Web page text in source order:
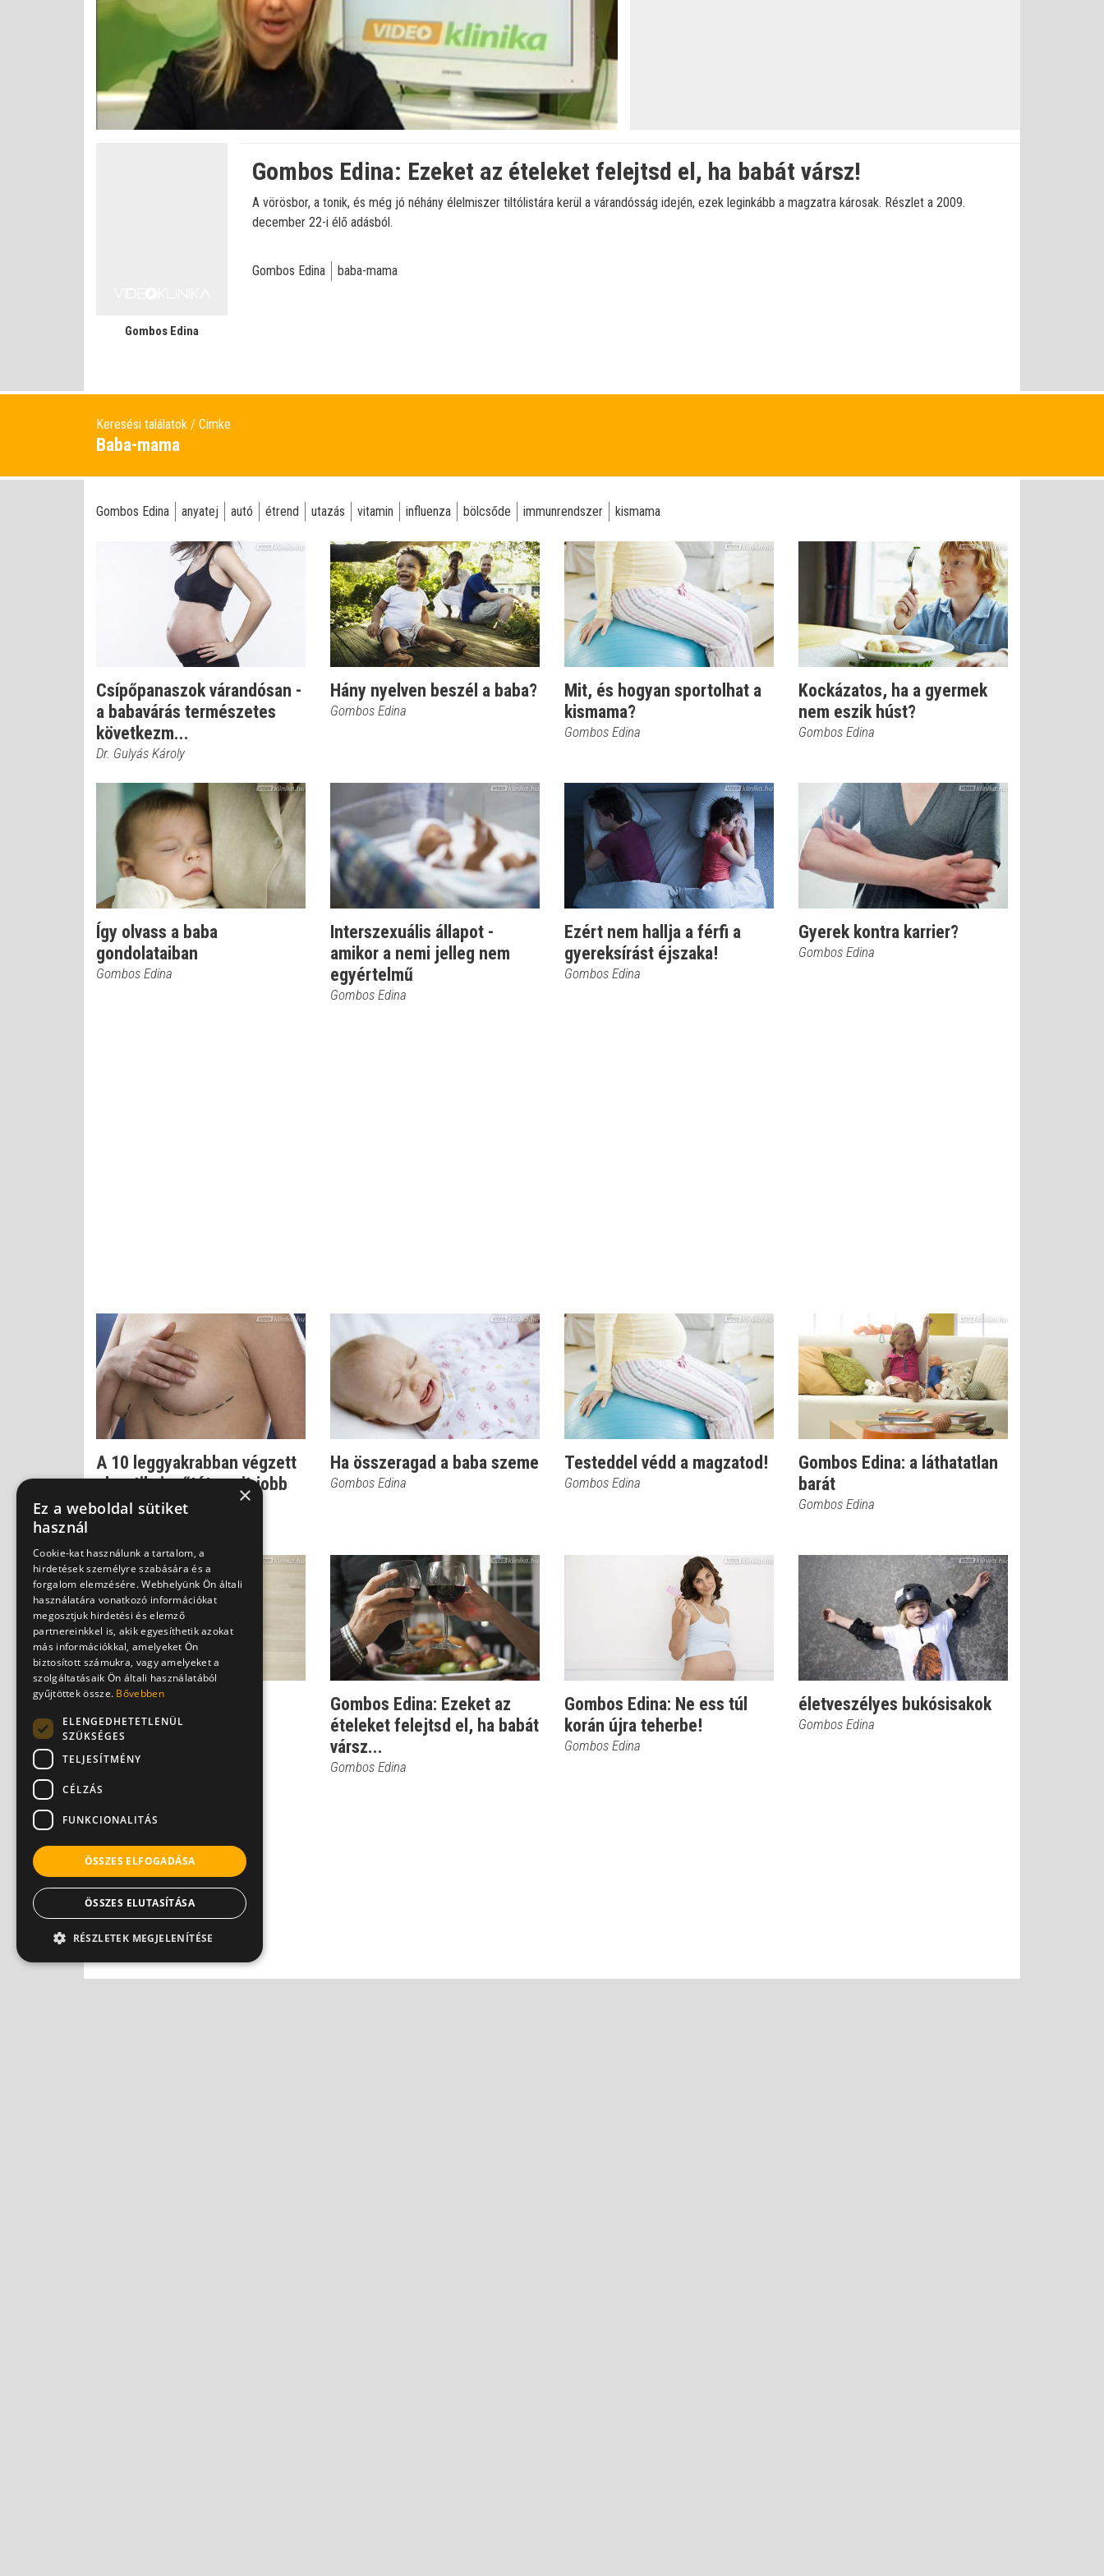
Némítás
kikapcsolva
0%
0%
Gombos Edina
Gombos Edina: Ezeket az ételeket felejtsd el, ha babát vársz!
A vörösbor, a tonik, és még jó néhány élelmiszer tiltólistára kerül a várandósság idején, ezek leginkább a magzatra károsak. Részlet a 2009.
december 22-i élő adásból.
Gombos Edina baba-mama
Keresési találatok Cimke
Baba-mama
Gombos Edina anyatej autó étrend utazás vitamin influenza bölcsőde immunrendszer kismama
Csípőpanaszok várandósan -
a babavárás természetes
következm...
Dr. Gulyás Károly
Hány nyelven beszél a baba?
Gombos Edina
Mit, és hogyan sportolhat a
kismama?
Gombos Edina
Kockázatos, ha a gyermek
nem eszik húst?
Gombos Edina
Így olvass a baba
gondolataiban
Gombos Edina
Interszexuális állapot -
amikor a nemi jelleg nem
egyértelmű
Gombos Edina
Ezért nem hallja a férfi a
gyereksírást éjszaka!
Gombos Edina
Gyerek kontra karrier?
Gombos Edina
A 10 leggyakrabban végzett
plasztikai műtét, amit jobb
elker...
Ha összeragad a baba szeme
Gombos Edina
Testeddel védd a magzatod!
Gombos Edina
Gombos Edina: a láthatatlan
barát
Gombos Edina
Így lesz biztonságos az
otthonod!
Gombos Edina: Ezeket az
ételeket felejtsd el, ha babát
vársz...
Gombos Edina
Gombos Edina: Ne ess túl
korán újra teherbe!
Gombos Edina
életveszélyes bukósisakok
Gombos Edina
×
Ez a weboldal sütiket
használ
Cookie-kat használunk a tartalom, a
hirdetések személyre szabására és a
forgalom elemzésére. Webhelyünk Ön általi
használatára vonatkozó információkat
megosztjuk hirdetési és elemző
partnereinkkel is, akik egyesíthetik azokat
más információkkal, amelyeket Ön
biztosított számukra, vagy amelyeket a
szolgáltatásaik Ön általi használatából
gyűjtöttek össze. Bővebben
ELENGEDHETETLENÜL
SZÜKSÉGES
TELJESÍTMÉNY
CÉLZÁS
FUNKCIONALITÁS
ÖSSZES ELFOGADÁSA
ÖSSZES ELUTASÍTÁSA
RÉSZLETEK MEGJELENÍTÉSE